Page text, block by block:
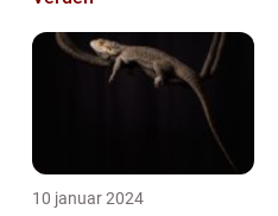
10 januar 2024